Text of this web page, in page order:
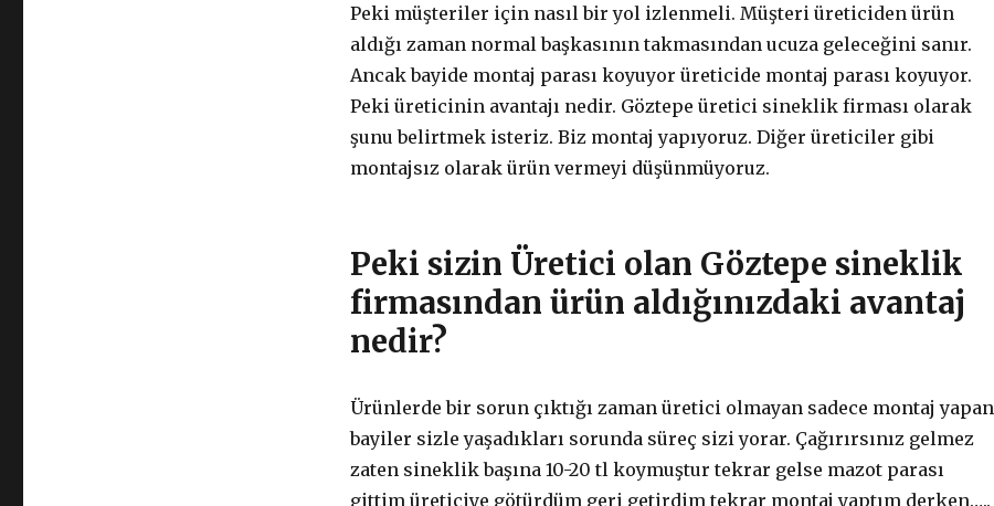
Peki müşteriler için nasıl bir yol izlenmeli. Müşteri üreticiden ürün
aldığı zaman normal başkasının takmasından ucuza geleceğini sanır.
Ancak bayide montaj parası koyuyor üreticide montaj parası koyuyor.
Peki üreticinin avantajı nedir. Göztepe üretici sineklik firması olarak
şunu belirtmek isteriz. Biz montaj yapıyoruz. Diğer üreticiler gibi
montajsız olarak ürün vermeyi düşünmüyoruz.
Peki sizin Üretici olan Göztepe sineklik
firmasından ürün aldığınızdaki avantaj
nedir?
Ürünlerde bir sorun çıktığı zaman üretici olmayan sadece montaj yapan
bayiler sizle yaşadıkları sorunda süreç sizi yorar. Çağırırsınız gelmez
zaten sineklik başına 10-20 tl koymuştur tekrar gelse mazot parası
gittim üreticiye götürdüm geri getirdim tekrar montaj yaptım derken…..